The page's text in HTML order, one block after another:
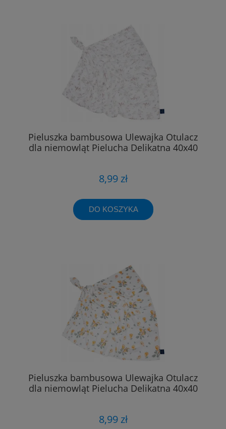
Pieluszka bambusowa Ulewajka Otulacz
dla niemowląt Pielucha Delikatna 40x40
8,99 zł
DO KOSZYKA
Pieluszka bambusowa Ulewajka Otulacz
dla niemowląt Pielucha Delikatna 40x40
8,99 zł